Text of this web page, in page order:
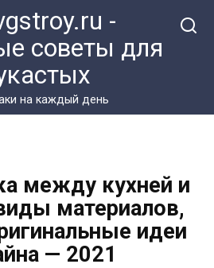
-
советы для
на каждый день
между кухней и
материалов,
идеи
— 2021